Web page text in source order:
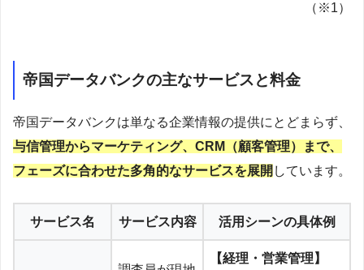
（※1）
帝国データバンクの主なサービスと料金
帝国データバンクは単なる企業情報の提供にとどまらず、
与信管理からマーケティング、CRM（顧客管理）まで、
フェーズに合わせた多角的なサービスを展開 しています。
サービス名 サービス内容 活用シーンの具体例
【経理・営業管理】